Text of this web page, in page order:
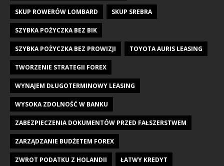
SKUP ROWERÓW LOMBARD SKUP SREBRA
SZYBKA POŻYCZKA BEZ BIK
SZYBKA POŻYCZKA BEZ PROWIZJI TOYOTA AURIS LEASING
TWORZENIE STRATEGII FOREX
WYNAJEM DŁUGOTERMINOWY LEASING
WYSOKA ZDOLNOŚĆ W BANKU
ZABEZPIECZENIA DOKUMENTÓW PRZED FAŁSZERSTWEM
ZARZĄDZANIE BUDŻETEM FOREX
ZWROT PODATKU Z HOLANDII ŁATWY KREDYT